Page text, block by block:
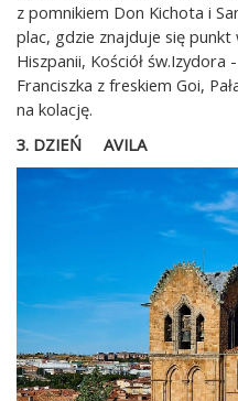
z pomnikiem Don Kichota i
plac, gdzie znajduje się
Hiszpanii, Kościół
Franciszka z freskiem Goi,
na kolację.
3. DZIEŃ AVILA